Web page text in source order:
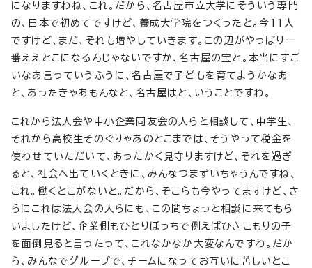
になりますわね、これ。だから、名古屋市立大学にそういう専門
の、日本で初めてですけど、養成大学院をつくったと。今11人
ですけど、まだ、それも増やしていきます。この辺がやっぱり一
番ええとこになるんじゃないですか、名古屋の宝と。本当にすご
いなあ言っていうふうに、名古屋で子どもを育てようかなあ
と、あったきゃあもんなと、名古屋はと、いうことですわ。
これから法人会や中小企業同友会の人らと相談して、中学生、
それから高校生そのぐりゃあのとこまでは、そうやって税金を
使わせていただいて、あったかく見守りますけど、それを過ぎ
ると、社会へ出ていくときに、みんなつまずいちゃうんですね、
これ。働くとこがないと。だから、そこらも今やってますけど、さ
らにこれは法人会の人らにも、この間ちょっと相談に来てもら
いましたけど、企業側もひとりぼっちで例えばひきこもりの子
を面倒見ると言ったって、これなかなか大変なんですわ。だか
ら、みんなでグループで、チームになってお互いに苦しいとこ